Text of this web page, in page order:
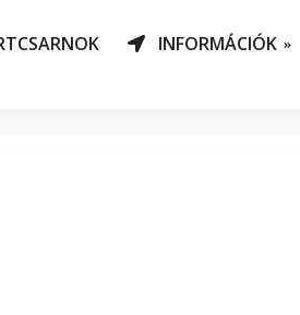
INFORMÁCIÓK